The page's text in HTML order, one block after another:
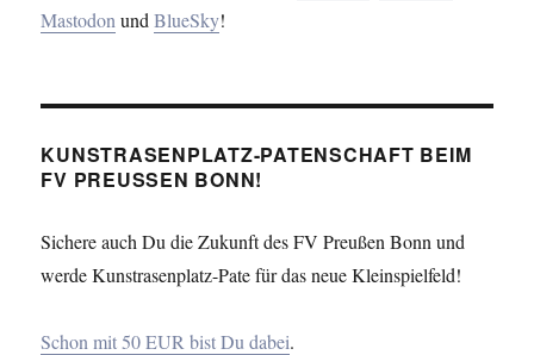
Mastodon undBlueSky!
KUNSTRASENPLATZ-PATENSCHAFT BEIM
FV PREUSSEN BONN!
Sichere auch Du die Zukunft des FV Preußen Bonn und
werde Kunstrasenplatz-Pate für das neue Kleinspielfeld!
Schon mit 50 EUR bist Du dabei.